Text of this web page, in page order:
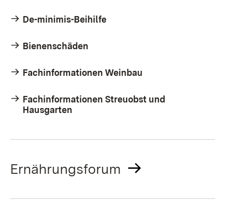
De-minimis-Beihilfe
Bienenschäden
Fachinformationen Weinbau
Fachinformationen Streuobst und
Hausgarten
Ernährungsforum